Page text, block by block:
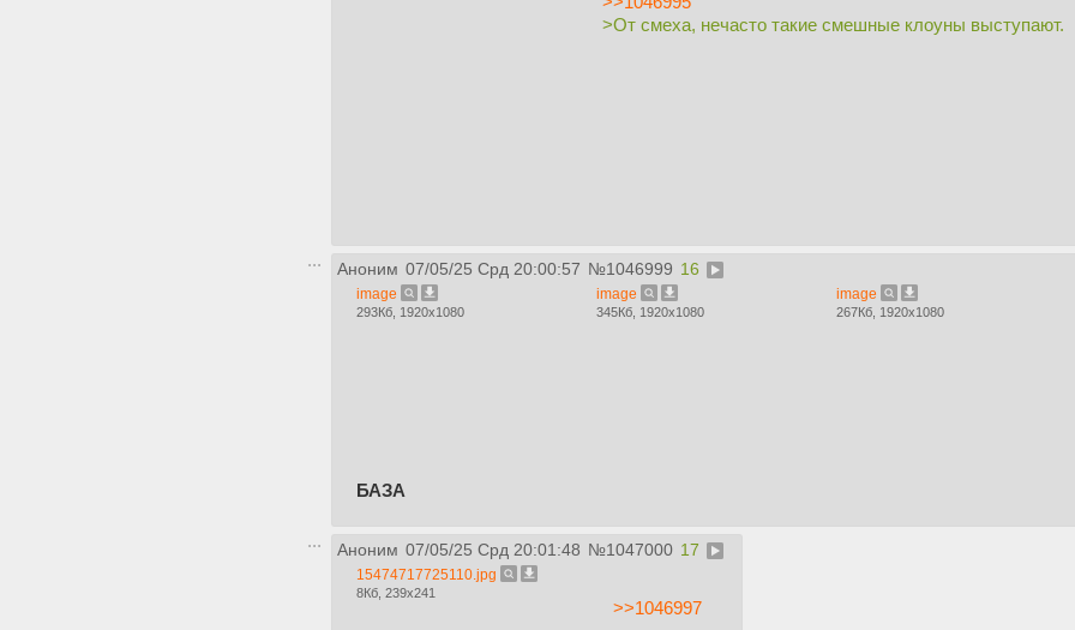
>От смеха, нечасто такие смешные клоуны выступают.
Аноним 07/05/25 Срд 20:00:57 №1046999 16
image
293Кб, 1920x1080
image
345Кб, 1920x1080
image
267Кб, 1920x1080
БАЗА
Аноним 07/05/25 Срд 20:01:48 №1047000 17
15474717725110.jpg
8Кб, 239x241
>>1046997